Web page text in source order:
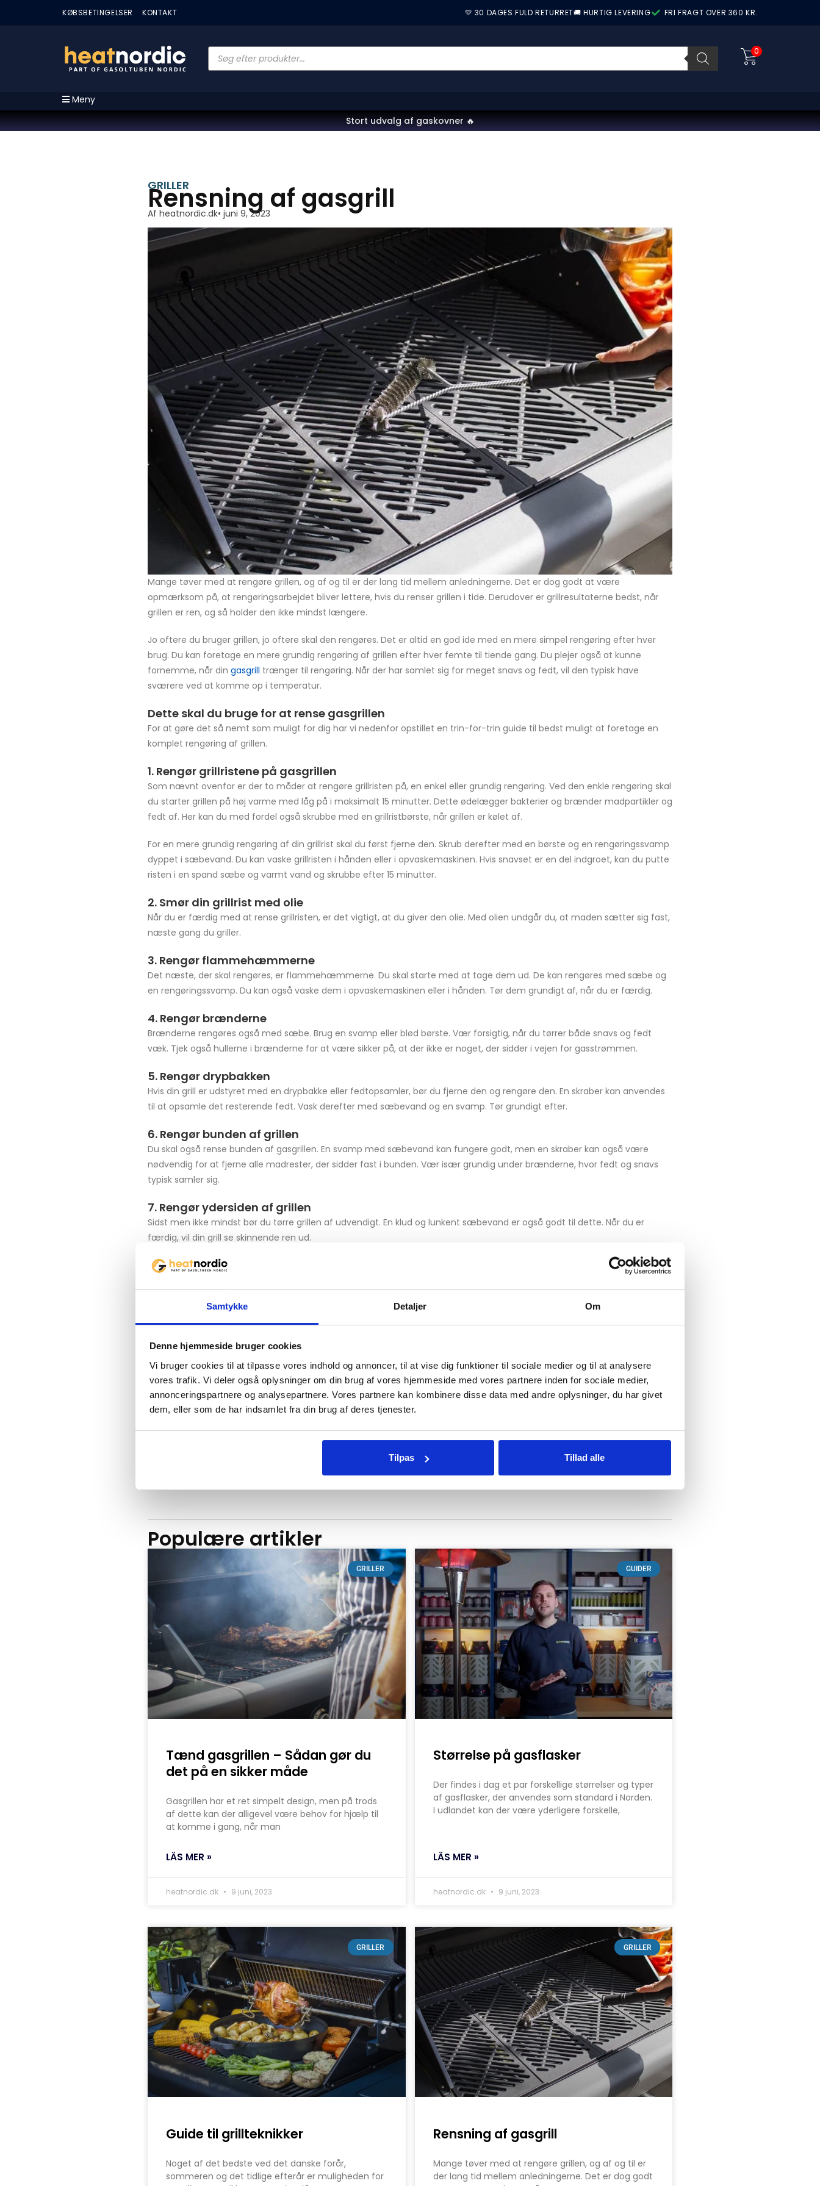
Samtykke Detaljer Om
Denne hjemmeside bruger cookies
Vi bruger cookies til at tilpasse vores indhold og annoncer, til at vise dig funktioner til sociale medier og til at analysere
vores trafik. Vi deler også oplysninger om din brug af vores hjemmeside med vores partnere inden for sociale medier,
annonceringspartnere og analysepartnere. Vores partnere kan kombinere disse data med andre oplysninger, du har givet
dem, eller som de har indsamlet fra din brug af deres tjenester.
Tilpas Tillad alle
KØBSBETINGELSER KONTAKT 💛 30 DAGES FULD RETURRET🚚 HURTIG LEVERING FRI FRAGT OVER 360 KR.
0
Meny
Stort udvalg af gaskovner 🔥
GRILLER
Rensning af gasgrill
Af heatnordic.dk• juni 9, 2023
Mange tøver med at rengøre grillen, og af og til er der lang tid mellem anledningerne. Det er dog godt at være
opmærksom på, at rengøringsarbejdet bliver lettere, hvis du renser grillen i tide. Derudover er grillresultaterne bedst, når
grillen er ren, og så holder den ikke mindst længere.
Jo oftere du bruger grillen, jo oftere skal den rengøres. Det er altid en god ide med en mere simpel rengøring efter hver
brug. Du kan foretage en mere grundig rengøring af grillen efter hver femte til tiende gang. Du plejer også at kunne
fornemme, når din gasgrill trænger til rengøring. Når der har samlet sig for meget snavs og fedt, vil den typisk have
sværere ved at komme op i temperatur.
Dette skal du bruge for at rense gasgrillen
For at gøre det så nemt som muligt for dig har vi nedenfor opstillet en trin-for-trin guide til bedst muligt at foretage en
komplet rengøring af grillen.
1. Rengør grillristene på gasgrillen
Som nævnt ovenfor er der to måder at rengøre grillristen på, en enkel eller grundig rengøring. Ved den enkle rengøring skal
du starter grillen på høj varme med låg på i maksimalt 15 minutter. Dette ødelægger bakterier og brænder madpartikler og
fedt af. Her kan du med fordel også skrubbe med en grillristbørste, når grillen er kølet af.
For en mere grundig rengøring af din grillrist skal du først fjerne den. Skrub derefter med en børste og en rengøringssvamp
dyppet i sæbevand. Du kan vaske grillristen i hånden eller i opvaskemaskinen. Hvis snavset er en del indgroet, kan du putte
risten i en spand sæbe og varmt vand og skrubbe efter 15 minutter.
2. Smør din grillrist med olie
Når du er færdig med at rense grillristen, er det vigtigt, at du giver den olie. Med olien undgår du, at maden sætter sig fast,
næste gang du griller.
3. Rengør flammehæmmerne
Det næste, der skal rengøres, er flammehæmmerne. Du skal starte med at tage dem ud. De kan rengøres med sæbe og
en rengøringssvamp. Du kan også vaske dem i opvaskemaskinen eller i hånden. Tør dem grundigt af, når du er færdig.
4. Rengør brænderne
Brænderne rengøres også med sæbe. Brug en svamp eller blød børste. Vær forsigtig, når du tørrer både snavs og fedt
væk. Tjek også hullerne i brænderne for at være sikker på, at der ikke er noget, der sidder i vejen for gasstrømmen.
5. Rengør drypbakken
Hvis din grill er udstyret med en drypbakke eller fedtopsamler, bør du fjerne den og rengøre den. En skraber kan anvendes
til at opsamle det resterende fedt. Vask derefter med sæbevand og en svamp. Tør grundigt efter.
6. Rengør bunden af grillen
Du skal også rense bunden af ​​gasgrillen. En svamp med sæbevand kan fungere godt, men en skraber kan også være
nødvendig for at fjerne alle madrester, der sidder fast i bunden. Vær især grundig under brænderne, hvor fedt og snavs
typisk samler sig.
7. Rengør ydersiden af grillen
Sidst men ikke mindst bør du tørre grillen af ​​udvendigt. En klud og lunkent sæbevand er også godt til dette. Når du er
færdig, vil din grill se skinnende ren ud.
Populære artikler
GRILLER
Tænd gasgrillen – Sådan gør du
det på en sikker måde
Gasgrillen har et ret simpelt design, men på trods
af dette kan der alligevel være behov for hjælp til
at komme i gang, når man
LÄS MER »
heatnordic.dk 9 juni, 2023
GUIDER
Størrelse på gasflasker
Der findes i dag et par forskellige størrelser og typer
af gasflasker, der anvendes som standard i Norden.
I udlandet kan der være yderligere forskelle,
LÄS MER »
heatnordic.dk 9 juni, 2023
GRILLER
Guide til grillteknikker
Noget af det bedste ved det danske forår,
sommeren og det tidlige efterår er muligheden for
GRILLER
Rensning af gasgrill
Mange tøver med at rengøre grillen, og af og til er
der lang tid mellem anledningerne. Det er dog godt